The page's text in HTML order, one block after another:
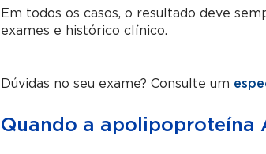
Em todos os casos, o resultado deve
exames e histórico clínico.
Dúvidas no seu exame? Consulte um
Quando a apolipoproteína